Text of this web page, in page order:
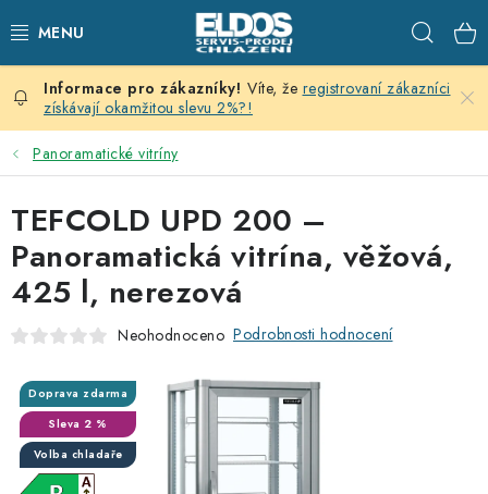
na
PRODEJNÍ CHLAZENÍ
SKLADOVACÍ CHLAZENÍ
CHLAZENÍ PRO PŘÍPRAVU
VÝČEPNÍ ZAŘÍZENÍ
KLIMATIZACE
ZNAČKY
Víte, že registrovaní zákazníci
získávají okamžitou slevu 2%?!
Panoramatické vitríny
TEFCOLD UPD 200 –
Panoramatická vitrína, věžová,
425 l, nerezová
Neohodnoceno Podrobnosti hodnocení
Doprava zdarma
Sleva 2 %
Volba chladaře